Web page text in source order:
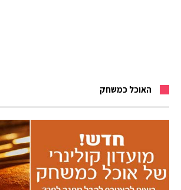
האוכל כמשחק